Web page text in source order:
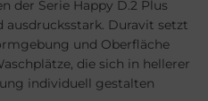
der Serie Happy D.2 Plus
Duravit setzt
und Oberfläche
die sich in hellerer
individuell gestalten